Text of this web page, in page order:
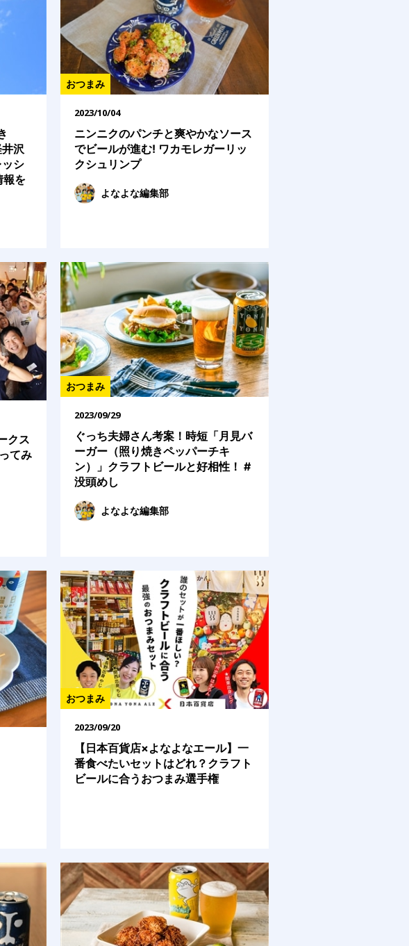
沢
シ
報を
おつまみ
2023/10/04
ニンニクのパンチと爽やかなソース
でビールが進む! ワカモレガーリッ
クシュリンプ
よなよな編集部
クス
てみ
おつまみ
2023/09/29
ぐっち夫婦さん考案！時短「月見バ
ーガー（照り焼きペッパーチキ
ン）」クラフトビールと好相性！ #
没頭めし
よなよな編集部
おつまみ
2023/09/20
【日本百貨店×よなよなエール】一
番食べたいセットはどれ？クラフト
ビールに合うおつまみ選手権